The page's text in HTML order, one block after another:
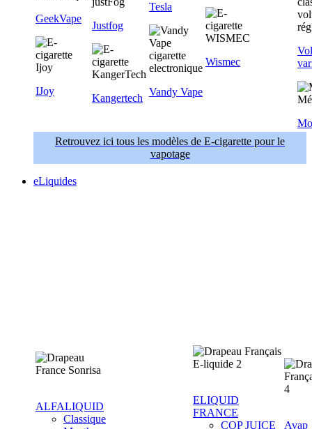
GeekVape
IJoy
Justfog
Kangertech
Tesla
Vandy Vape
Wismec
Retrouvez ici tous les modèles de E-cigarette pour le
vapotage
eLiquides
ALFALIQUID
Classique
ELIQUID
FRANCE
COP JUICE
Avap